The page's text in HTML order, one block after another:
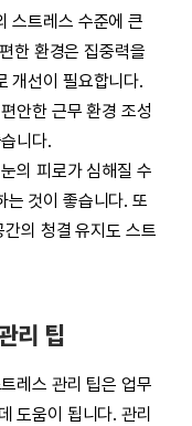
스트레스 수준에 큰
한 환경은 집중력을
개선이 필요합니다.
안한 근무 환경 조성
니다.
의 피로가 심해질 수
는 것이 좋습니다. 또
의 청결 유지도 스트
리 팁
레스 관리 팁은 업무
도움이 됩니다. 관리